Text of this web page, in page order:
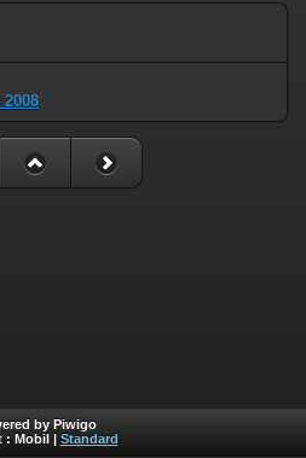
by Piwigo
: Mobil Standard